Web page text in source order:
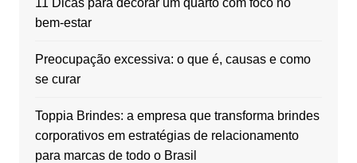
bem-estar
Preocupação excessiva: o que é, causas e como
se curar
Toppia Brindes: a empresa que transforma brindes
corporativos em estratégias de relacionamento
para marcas de todo o Brasil